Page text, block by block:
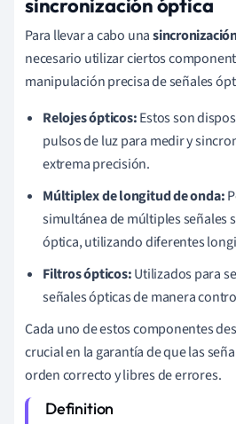
Para llevar a cabo una
necesario utilizar ciertos
manipulación precisa de señales
Relojes ópticos:Estos son
pulsos de luz para medir y
extrema precisión.
Múltiplex de longitud de onda:
simultánea de múltiples señales
óptica, utilizando diferentes
Filtros ópticos:Utilizados para
señales ópticas de manera
Cada uno de estos componentes
crucial en la garantía de que las
orden correcto y libres de errores.